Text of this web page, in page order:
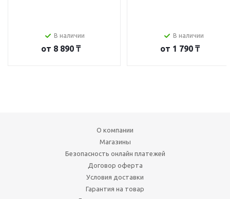
В наличии
от 8 890 ₸
В наличии
от 1 790 ₸
О компании
Магазины
Безопасность онлайн платежей
Договор оферта
Условия доставки
Гарантия на товар